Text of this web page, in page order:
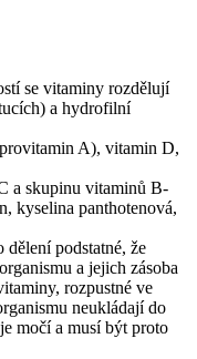
se vitaminy rozdělují
a hydrofilní
A), vitamin D,
a skupinu vitaminů B-
kyselina panthotenová,
podstatné, že
a jejich zásoba
rozpustné ve
neukládají do
močí a musí být proto